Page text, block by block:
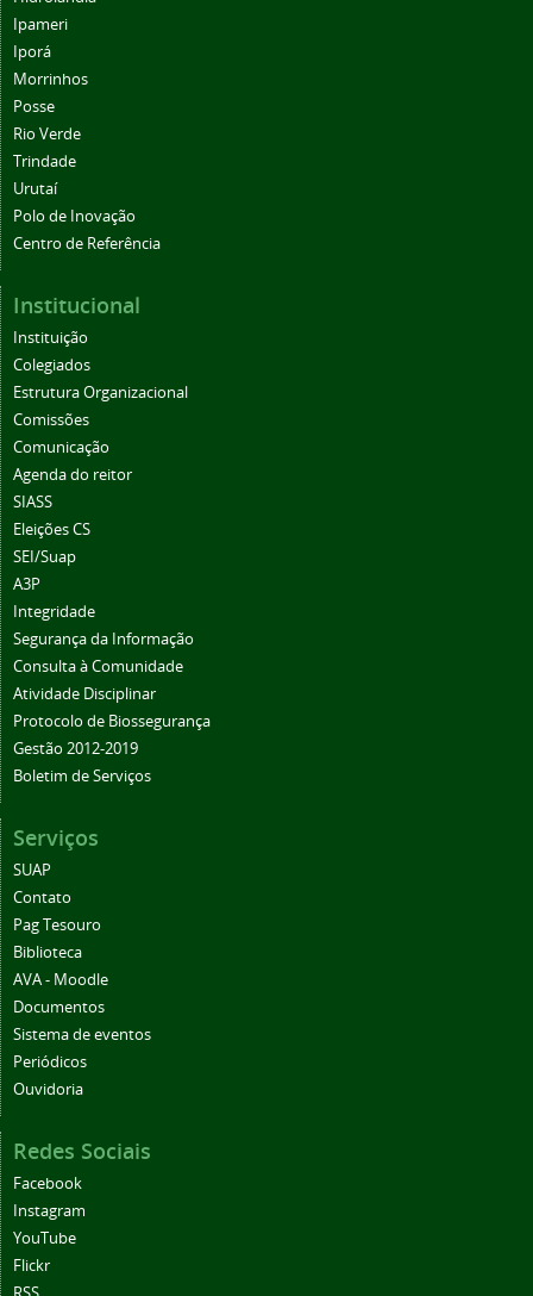
Iporá
Morrinhos
Posse
Rio Verde
Trindade
Urutaí
Polo de Inovação
Centro de Referência
Instituição
Colegiados
Estrutura Organizacional
Comissões
Comunicação
Agenda do reitor
SIASS
Eleições CS
SEI/Suap
A3P
Integridade
Segurança da Informação
Consulta à Comunidade
Atividade Disciplinar
Protocolo de Biossegurança
Gestão 2012-2019
Boletim de Serviços
SUAP
Contato
Pag Tesouro
Biblioteca
AVA - Moodle
Documentos
Sistema de eventos
Periódicos
Ouvidoria
Facebook
Instagram
YouTube
Flickr
RSS